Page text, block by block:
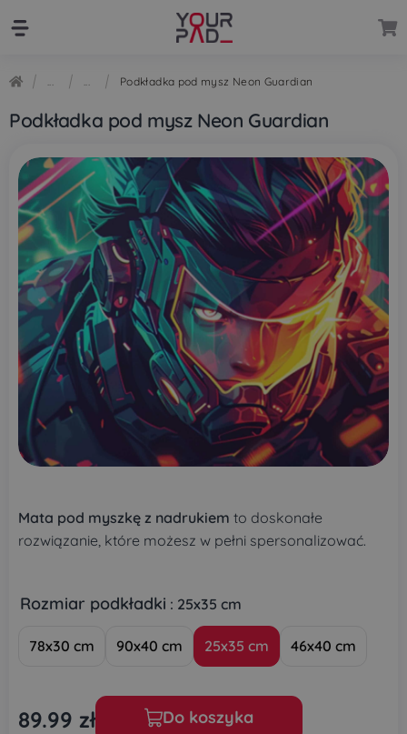
Przejdź
nawigacji
Przejdź
treści
Podkładka pod mysz Neon Guardian
Podkładka pod mysz Neon Guardian
Mata pod myszkę z nadrukiem to doskonałe
rozwiązanie, które możesz w pełni spersonalizować.
Rozmiar podkładki : 25x35 cm
78x30 cm 90x40 cm 25x35 cm 46x40 cm
89.99 zł Do koszyka